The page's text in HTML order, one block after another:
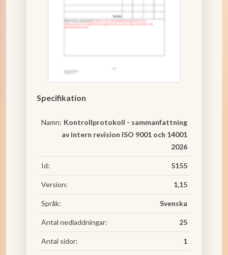
Specifikation
Namn: Kontrollprotokoll - sammanfattning
av intern revision ISO 9001 och 14001
2026
Id: 5155
Version: 1,15
Språk: Svenska
Antal nedladdningar: 25
Antal sidor: 1